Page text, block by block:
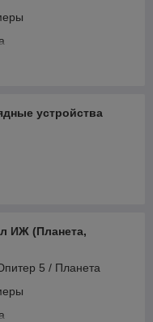
вариатор, цепи)
зажигание
подшипники
зажигание
устройства
ИЖ (Планета,
5 / Планета